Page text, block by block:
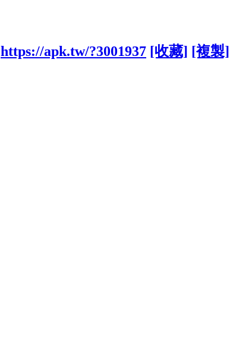
https://apk.tw/?3001937 [收藏] [複製]